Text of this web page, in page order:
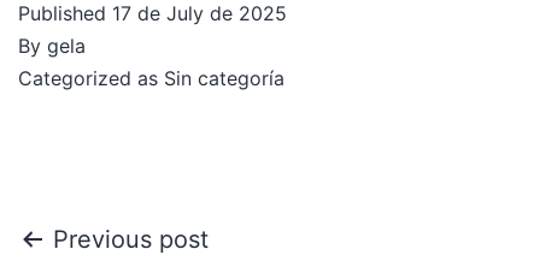
Published 17 de July de 2025
By gela
Categorized as Sin categoría
Previous post